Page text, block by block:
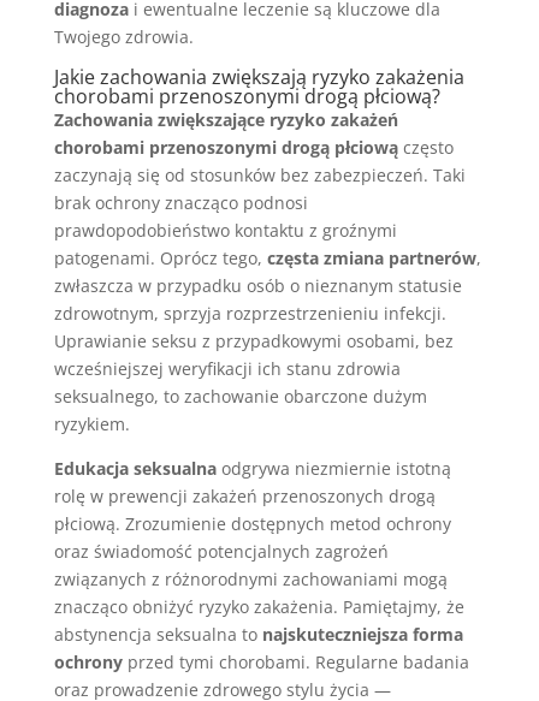
diagnozai ewentualne leczenie są kluczowe dla
Twojego zdrowia.
Jakie zachowania zwiększają ryzyko zakażenia
chorobami przenoszonymi drogą płciową?
Zachowania zwiększające ryzyko zakażeń
chorobami przenoszonymi drogą płciowączęsto
zaczynają się od stosunków bez zabezpieczeń. Taki
brak ochrony znacząco podnosi
prawdopodobieństwo kontaktu z groźnymi
patogenami. Oprócz tego, częsta zmiana partnerów,
zwłaszcza w przypadku osób o nieznanym statusie
zdrowotnym, sprzyja rozprzestrzenieniu infekcji.
Uprawianie seksu z przypadkowymi osobami, bez
wcześniejszej weryfikacji ich stanu zdrowia
seksualnego, to zachowanie obarczone dużym
ryzykiem.
Edukacja seksualnaodgrywa niezmiernie istotną
rolę w prewencji zakażeń przenoszonych drogą
płciową. Zrozumienie dostępnych metod ochrony
oraz świadomość potencjalnych zagrożeń
związanych z różnorodnymi zachowaniami mogą
znacząco obniżyć ryzyko zakażenia. Pamiętajmy, że
abstynencja seksualna to najskuteczniejsza forma
ochronyprzed tymi chorobami. Regularne badania
oraz prowadzenie zdrowego stylu życia —